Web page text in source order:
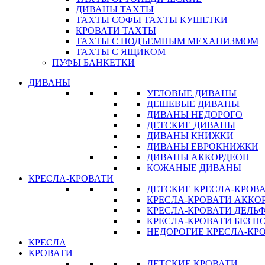
ДИВАНЫ ТАХТЫ
ТАХТЫ СОФЫ ТАХТЫ КУШЕТКИ
КРОВАТИ ТАХТЫ
ТАХТЫ С ПОДЪЕМНЫМ МЕХАНИЗМОМ
ТАХТЫ С ЯЩИКОМ
ПУФЫ БАНКЕТКИ
ДИВАНЫ
УГЛОВЫЕ ДИВАНЫ
ДЕШЕВЫЕ ДИВАНЫ
ДИВАНЫ НЕДОРОГО
ДЕТСКИЕ ДИВАНЫ
ДИВАНЫ КНИЖКИ
ДИВАНЫ ЕВРОКНИЖКИ
ДИВАНЫ АККОРДЕОН
КОЖАНЫЕ ДИВАНЫ
КРЕСЛА-КРОВАТИ
ДЕТСКИЕ КРЕСЛА-
КРЕСЛА-КРОВАТИ
КРЕСЛА-КРОВАТИ
КРЕСЛА-КРОВАТИ БЕЗ
НЕДОРОГИЕ КРЕСЛА-
КРЕСЛА
КРОВАТИ